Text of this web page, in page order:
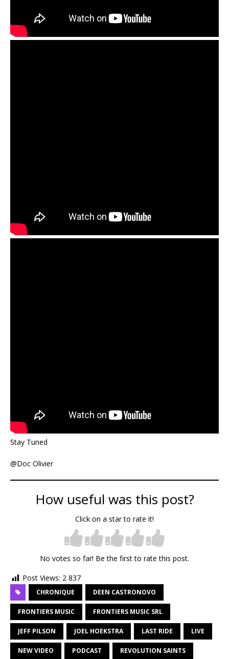
Stay Tuned
@Doc Olivier
How useful was this post?
Click on a star to rate it!
No votes so far! Be the first to rate this post.
Post Views: 2 837
CHRONIQUE DEEN CASTRONOVO
FRONTIERS MUSIC FRONTIERS MUSIC SRL
JEFF PILSON JOEL HOEKSTRA LAST RIDE LIVE
NEW VIDEO PODCAST REVOLUTION SAINTS